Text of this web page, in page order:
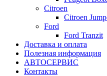
Citroen
Citroen
Ford
Ford Tranzit
Доставка и оплата
Полезная информация
АВТОСЕРВИС
Контакты